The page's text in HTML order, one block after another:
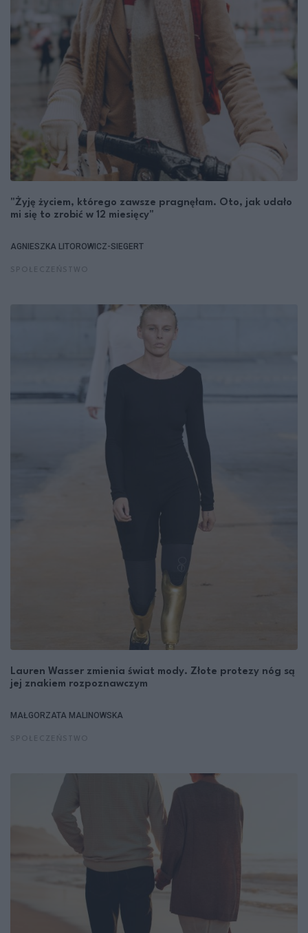
"Żyję życiem, którego zawsze pragnęłam. Oto, jak udało
mi się to zrobić w 12 miesięcy"
AGNIESZKA LITOROWICZ-SIEGERT
Lauren Wasser zmienia świat mody. Złote protezy nóg są
jej znakiem rozpoznawczym
MAŁGORZATA MALINOWSKA